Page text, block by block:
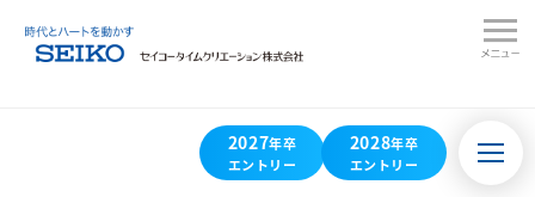
2027年卒
エントリー
2028年卒
エントリー